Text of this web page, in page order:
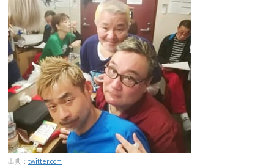
出典： twitter.com